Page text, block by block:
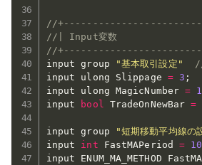
//
//| Input変数
//
input group
"基本取引設定"
input ulong Slippage = 3 ;
input ulong MagicNumber =
input
bool TradeOnNewBar =
input group "短期移動平均線の
input int FastMAPeriod = 10
input ENUM_MA_METHOD